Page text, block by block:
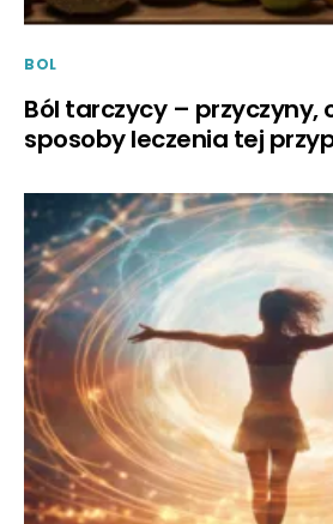
BOL
Ból tarczycy – przyczyny,
sposoby leczenia tej